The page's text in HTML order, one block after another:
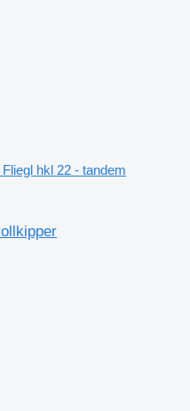
Fliegl hkl 22 - tandem